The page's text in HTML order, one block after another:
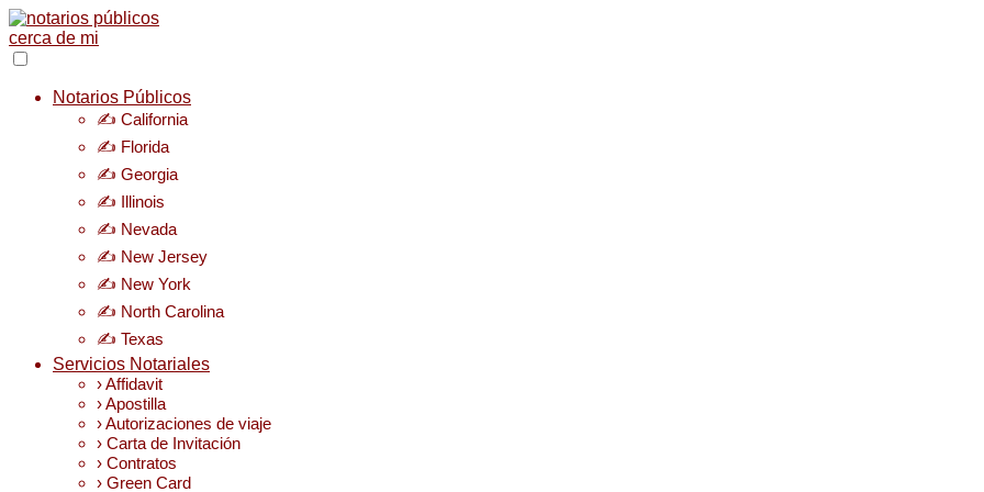
Notarios Públicos
✍️ California
✍️ Florida
✍️ Georgia
✍️ Illinois
✍️ Nevada
✍️ New Jersey
✍️ New York
✍️ North Carolina
✍️ Texas
Servicios Notariales
› Affidavit
› Apostilla
› Autorizaciones de viaje
› Carta de Invitación
› Contratos
› Green Card